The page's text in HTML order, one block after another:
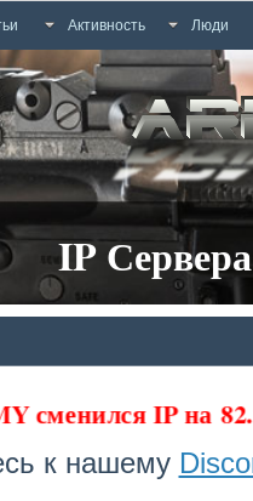
Активность Люди
IP
сменился IP на
к нашему